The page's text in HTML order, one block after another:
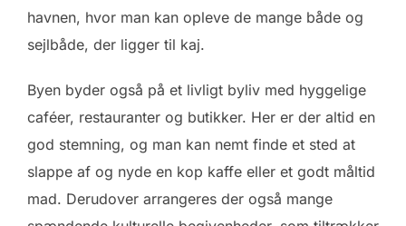
havnen, hvor man kan opleve de mange både og
sejlbåde, der ligger til kaj.
Byen byder også på et livligt byliv med hyggelige
caféer, restauranter og butikker. Her er der altid en
god stemning, og man kan nemt finde et sted at
slappe af og nyde en kop kaffe eller et godt måltid
mad. Derudover arrangeres der også mange